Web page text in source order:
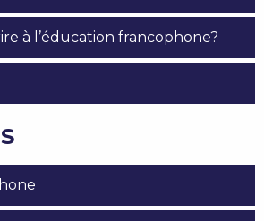
à l’éducation francophone?